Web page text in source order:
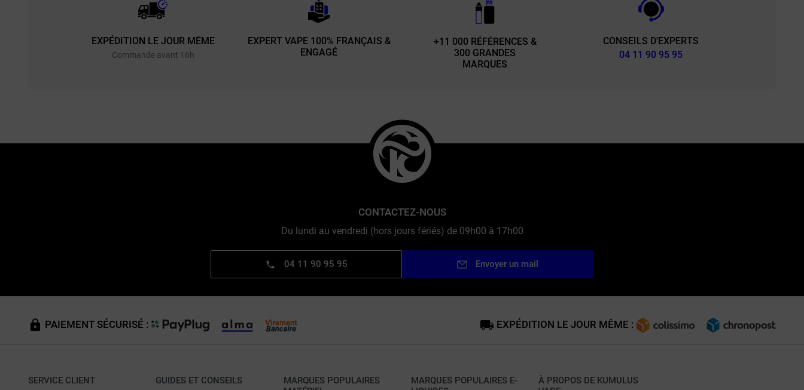
EXPÉDITION LE JOUR MÊME
Commande avant 16h
EXPERT VAPE 100% FRANÇAIS &
ENGAGÉ
+11 000 RÉFÉRENCES &
300 GRANDES
MARQUES
CONSEILS D'EXPERTS
04 11 90 95 95
CONTACTEZ-NOUS
Du lundi au vendredi (hors jours fériés) de 09h00 à 17h00
04 11 90 95 95 Envoyer un mail
PAIEMENT SÉCURISÉ : EXPÉDITION LE JOUR MÊME :
SERVICE CLIENT GUIDES ET CONSEILS
MARQUES POPULAIRES
MARQUES POPULAIRES E-
À PROPOS DE KUMULUS